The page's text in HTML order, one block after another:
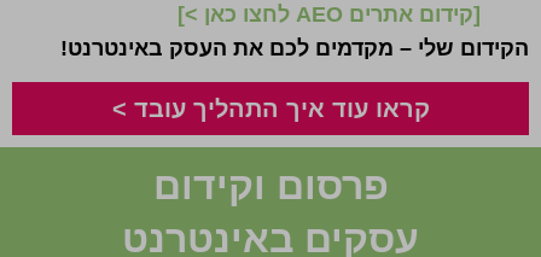
[קידום אתרים AEO לחצו כאן >
]
הקידום שלי – מקדמים לכם את העסק באינטרנט!
קראו עוד איך התהליך עובד >
פרסום וקידום
עסקים באינטרנט